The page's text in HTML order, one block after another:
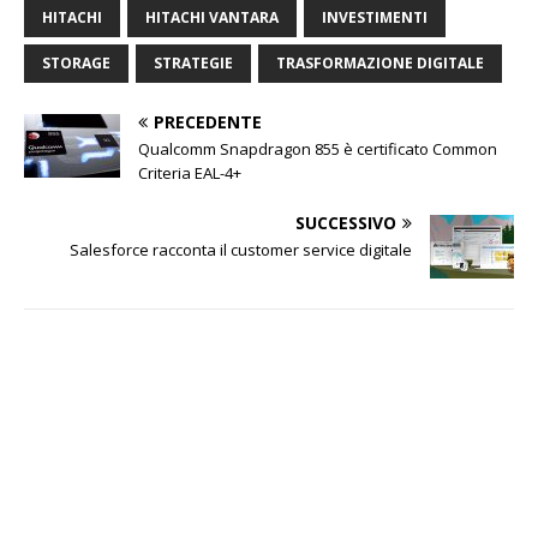
HITACHI HITACHI VANTARA INVESTIMENTI
STORAGE STRATEGIE TRASFORMAZIONE DIGITALE
PRECEDENTE
Qualcomm Snapdragon 855 è certificato Common
Criteria EAL-4+
SUCCESSIVO
Salesforce racconta il customer service digitale